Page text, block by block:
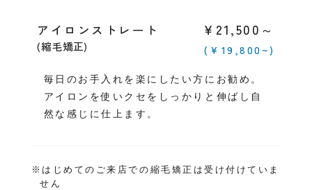
アイロンストレート
(縮毛矯正)
￥21,500～
(￥19,800~)
毎日のお手入れを楽にしたい方にお勧め。
アイロンを使いクセをしっかりと伸ばし自
然な感じに仕上ます。
※はじめてのご来店での縮毛矯正は受け付けていま
せん